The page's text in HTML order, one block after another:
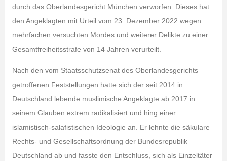
durch das Oberlandesgericht München verworfen. Dieses hat
den Angeklagten mit Urteil vom 23. Dezember 2022 wegen
mehrfachen versuchten Mordes und weiterer Delikte zu einer
Gesamtfreiheitsstrafe von 14 Jahren verurteilt.
Nach den vom Staatsschutzsenat des Oberlandesgerichts
getroffenen Feststellungen hatte sich der seit 2014 in
Deutschland lebende muslimische Angeklagte ab 2017 in
seinem Glauben extrem radikalisiert und hing einer
islamistisch-salafistischen Ideologie an. Er lehnte die säkulare
Rechts- und Gesellschaftsordnung der Bundesrepublik
Deutschland ab und fasste den Entschluss, sich als Einzeltäter